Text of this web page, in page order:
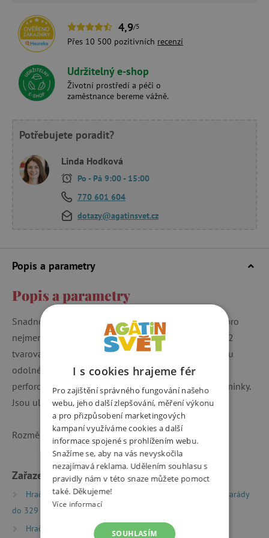
4,9/5
Přes 10 500 pozitivních recenzí
Udržitelný e-shop
Životní prostředí a péči o
zaměstnance bereme vážně.
Potřebujete poradit?
Linda Hodková
Po - Pá 9:00 - 15:00
770 601 604
dotazy@agatinsvet.cz
Popis a parametry
Popis a parametry
Snadno uchopitelné samolepky speciálně navržené pro
nejmenší děti od 18 měsíců. V sadě najdete celkem 62
tvarovaných samolepek zvířat z farmy. Samolepky jsou
odolné a opakovaně použitelné, na zadní straně jsou
perforované pro snadné odlupování bez pomoci maminky.
Jsou uložené v transparentním obalu.
Rozměry balení: 13,8 x 19,8 x 1,6 cm
Zařazeno v kategoriích
Hračky dle typu Drobné dárky
Dárky pro kamarády
do 329 Kč
Hračky dle věku
Hry a hračky pro batolata
I s cookies hrajeme fér
Pro zajištění správného fungování našeho
webu, jeho další zlepšování, měření výkonu
a pro přizpůsobení marketingových
kampaní využíváme cookies a další
informace spojené s prohlížením webu.
Snažíme se, aby na vás nevyskočila
nezajímavá reklama. Udělením souhlasu s
pravidly nám v této snaze můžete pomoct
také. Děkujeme!
Více informací
SOUHLASÍM